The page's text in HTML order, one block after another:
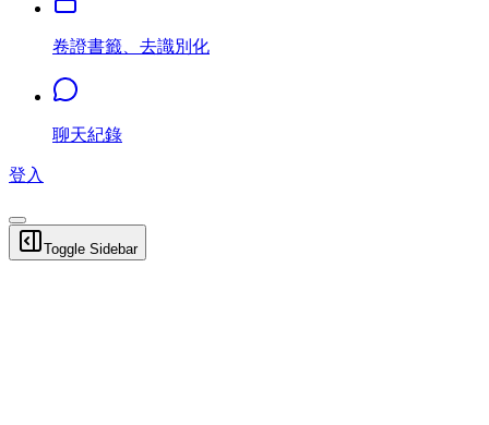
卷證書籤、去識別化
聊天紀錄
登入
Toggle Sidebar